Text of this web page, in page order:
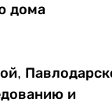
дома
и